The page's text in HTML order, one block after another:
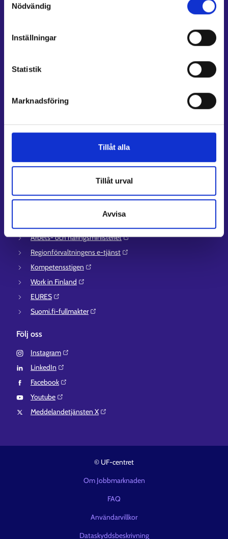
Cookies
Nödvändig
Inställningar
Statistik
Marknadsföring
Tillåt alla
Tillåt urval
Avvisa
E-tjänster
Jobbsökningsprofil
Information och aktuellt på andra språk
Kontaktuppgifter till sysselsättningsområden
Stöd för e-tjänster
Rådgivningstjänster för arbetsgivare och företagare
Anvisningar för avsnitten E-tjänster och Min karriärstig
Mer information
Arbets- och näringsministeriet⁠
Regionförvaltningens e-tjänst⁠
Kompetensstigen⁠
Work in Finland⁠
EURES⁠
Suomi.fi-fullmakter⁠
Följ oss
Instagram⁠
LinkedIn⁠
Facebook⁠
Youtube⁠
Meddelandetjänsten X⁠
© UF-centret
Om Jobbmarknaden
FAQ
Användarvillkor
Dataskyddsbeskrivning